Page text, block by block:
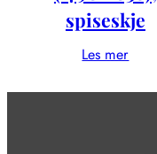
spiseskje
Les mer